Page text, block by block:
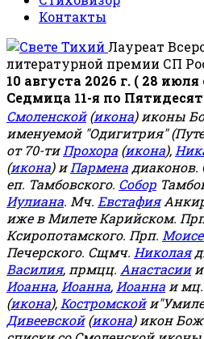
Контакты
Лауреат
литературной премии СП
10 августа 2026 г. ( 28
Седмица 11-я по
Смоленской(икона) иконы
именуемой "Одигитрия"
от 70-тиПрохора (икона),
(икона) иПармена диаконов.
еп. Тамбовского. Собор
Иулиана. Мч. Евстафия
иже в Милете Карийском.
Ксиропотамского. Прп.
Печерского. Сщмч. Николая
Василия, прмцц. Анастасиии
Иоанна, Иоанна, Иоанна и мц.
(икона), Костромской
Дивеевской(икона) икон